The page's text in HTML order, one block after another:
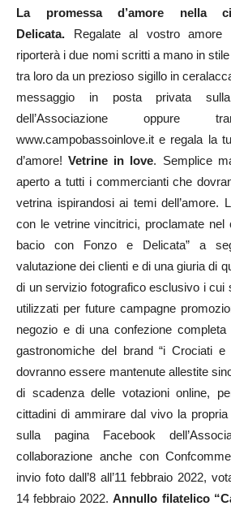
La promessa d’amore
Delicata. Regalate al vostro amore
riporterà i due nomi scritti a mano in
tra loro da un prezioso sigillo in
messaggio in posta privata
dell’Associazione
www.campobassoinlove.it e regala la
d’amore!Vetrine in love. Semplice
aperto a tutti i commercianti che
vetrina ispirandosi ai temi dell’amore.
con le vetrine vincitrici, proclamate nel
bacio con Fonzo e Delicata” a
valutazione dei clienti e di una giuria di
di un servizio fotografico esclusivo i cui
utilizzati per future campagne
negozio e di una confezione
gastronomiche del brand “i Crociati e
dovranno essere mantenute allestite
di scadenza delle votazioni online,
cittadini di ammirare dal vivo la
sulla pagina Facebook
collaborazione anche con
invio foto dall’8 all’11 febbraio 2022,
14 febbraio 2022.Annullo filatelico